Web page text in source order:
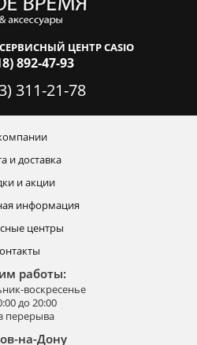
ЦЕНТР CASIO
892-47-93
311-21-78
и доставка
и акции
информация
центры
работы:
воскресенье
до 20:00
перерыва
на-Дону